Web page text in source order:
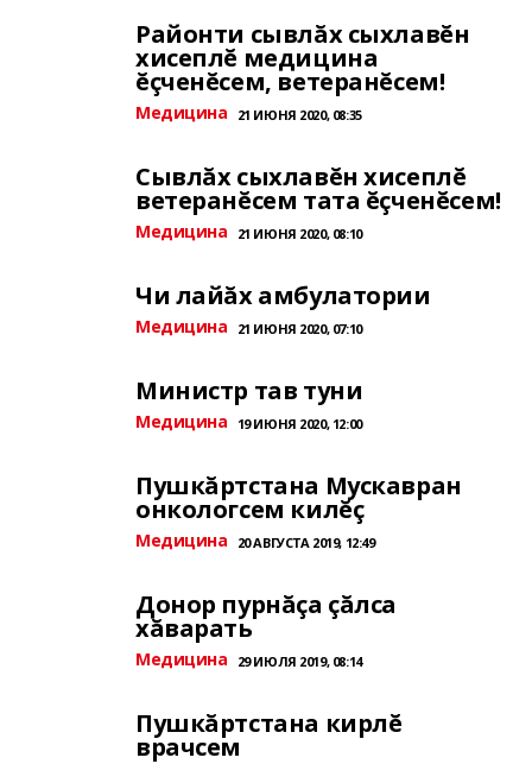
Районти сывлăх сыхлавĕн
хисеплĕ медицина
ĕçченĕсем, ветеранĕсем!
Медицина 21 ИЮНЯ 2020, 08:35
Сывлăх сыхлавĕн хисеплĕ
ветеранĕсем тата ĕçченĕсем!
Медицина 21 ИЮНЯ 2020, 08:10
Чи лайăх амбулатории
Медицина 21 ИЮНЯ 2020, 07:10
Министр тав туни
Медицина 19 ИЮНЯ 2020, 12:00
Пушкăртстана Мускавран
онкологсем килĕç
Медицина 20 АВГУСТА 2019, 12:49
Донор пурнăçа çăлса
хăварать
Медицина 29 ИЮЛЯ 2019, 08:14
Пушкăртстана кирлĕ
врачсем